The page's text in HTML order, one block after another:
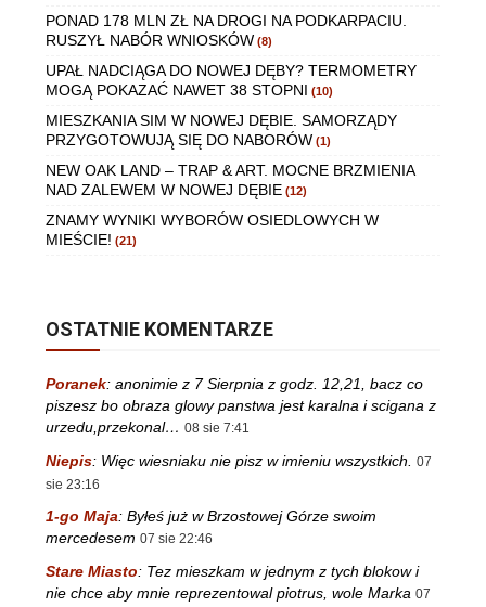
PONAD 178 MLN ZŁ NA DROGI NA PODKARPACIU.
RUSZYŁ NABÓR WNIOSKÓW (8)
UPAŁ NADCIĄGA DO NOWEJ DĘBY? TERMOMETRY
MOGĄ POKAZAĆ NAWET 38 STOPNI (10)
MIESZKANIA SIM W NOWEJ DĘBIE. SAMORZĄDY
PRZYGOTOWUJĄ SIĘ DO NABORÓW (1)
NEW OAK LAND – TRAP & ART. MOCNE BRZMIENIA
NAD ZALEWEM W NOWEJ DĘBIE (12)
ZNAMY WYNIKI WYBORÓW OSIEDLOWYCH W
MIEŚCIE! (21)
OSTATNIE KOMENTARZE
Poranek: anonimie z 7 Sierpnia z godz. 12,21, bacz co
piszesz bo obraza glowy panstwa jest karalna i scigana z
urzedu,przekonal… 08 sie 7:41
Niepis: Więc wiesniaku nie pisz w imieniu wszystkich.
07
sie 23:16
1-go Maja: Byłeś już w Brzostowej Górze swoim
mercedesem 07 sie 22:46
Stare Miasto: Tez mieszkam w jednym z tych blokow i
nie chce aby mnie reprezentowal piotrus, wole Marka 07